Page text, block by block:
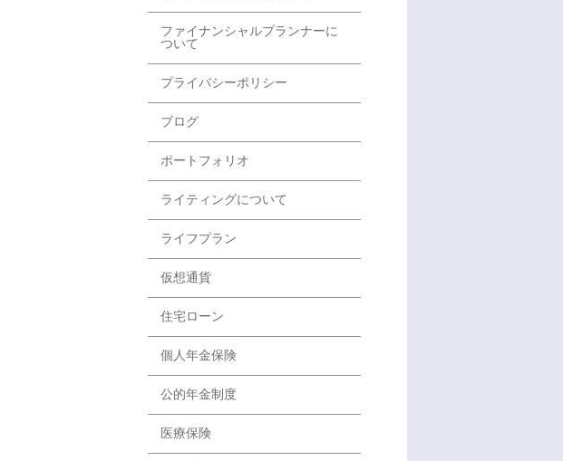
ファイナンシャルプランナーに
ついて
プライバシーポリシー
ブログ
ポートフォリオ
ライティングについて
ライフプラン
仮想通貨
住宅ローン
個人年金保険
公的年金制度
医療保険